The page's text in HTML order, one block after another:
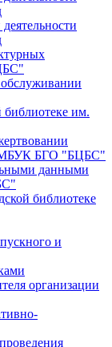
библиотеке им.
МБУК БГО "БЦБС"
данными
библиотеке
и
организации